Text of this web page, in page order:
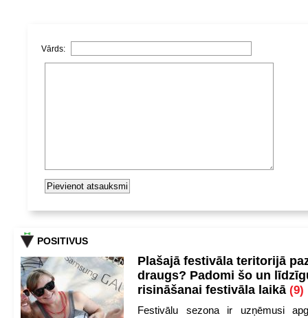
Vārds:
POSITIVUS
Plašajā festivāla teritorijā
draugs? Padomi šo un
risināšanai festivāla laikā (9)
Festivālu sezona ir uzņēmusi